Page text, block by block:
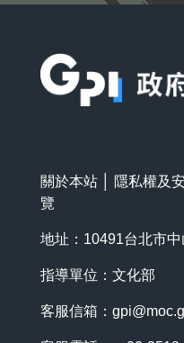
關於本站 隱私權及
覽
地址：10491台北市
指導單位：文化部
客服信箱：